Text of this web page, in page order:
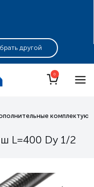
+7 (495) 255-19-29
0
L=400 Dy 1/2